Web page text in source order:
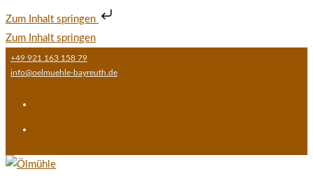
Zum Inhalt springen
Zum Inhalt springen
+49 921 163 158 79
info@oelmuehle-bayreuth.de